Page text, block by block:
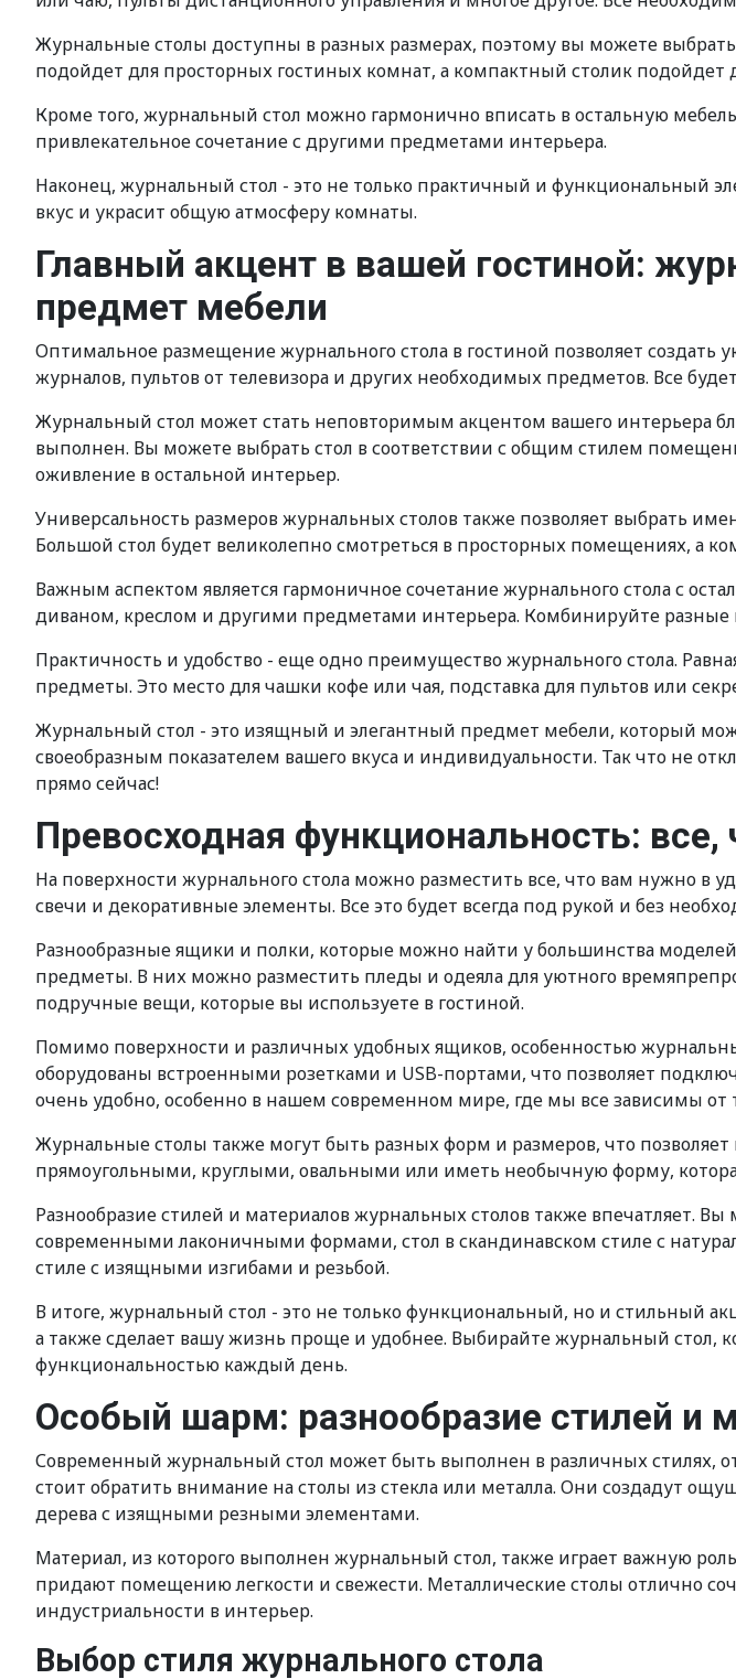
Журнальные столы доступны в разных размерах, поэтому вы можете
подойдет для просторных гостиных комнат, а компактный столик
Кроме того, журнальный стол можно гармонично вписать в остальную
привлекательное сочетание с другими предметами интерьера.
Наконец, журнальный стол - это не только практичный и функциональный
вкус и украсит общую атмосферу комнаты.
Главный акцент в вашей гостиной:
предмет мебели
Оптимальное размещение журнального стола в гостиной позволяет
журналов, пультов от телевизора и других необходимых предметов. Все
Журнальный стол может стать неповторимым акцентом вашего интерьера
выполнен. Вы можете выбрать стол в соответствии с общим стилем
оживление в остальной интерьер.
Универсальность размеров журнальных столов также позволяет выбрать
Большой стол будет великолепно смотреться в просторных помещениях, а
Важным аспектом является гармоничное сочетание журнального стола с
диваном, креслом и другими предметами интерьера. Комбинируйте
Практичность и удобство - еще одно преимущество журнального стола.
предметы. Это место для чашки кофе или чая, подставка для пультов или
Журнальный стол - это изящный и элегантный предмет мебели, который
своеобразным показателем вашего вкуса и индивидуальности. Так что не
прямо сейчас!
Превосходная функциональность:
На поверхности журнального стола можно разместить все, что вам нужно в
свечи и декоративные элементы. Все это будет всегда под рукой и без
Разнообразные ящики и полки, которые можно найти у большинства
предметы. В них можно разместить пледы и одеяла для уютного
подручные вещи, которые вы используете в гостиной.
Помимо поверхности и различных удобных ящиков, особенностью
оборудованы встроенными розетками и USB-портами, что позволяет
очень удобно, особенно в нашем современном мире, где мы все зависимы от
Журнальные столы также могут быть разных форм и размеров, что
прямоугольными, круглыми, овальными или иметь необычную форму,
Разнообразие стилей и материалов журнальных столов также впечатляет.
современными лаконичными формами, стол в скандинавском стиле с
стиле с изящными изгибами и резьбой.
В итоге, журнальный стол - это не только функциональный, но и стильный
а также сделает вашу жизнь проще и удобнее. Выбирайте журнальный стол,
функциональностью каждый день.
Особый шарм: разнообразие стилей и
Современный журнальный стол может быть выполнен в различных стилях,
стоит обратить внимание на столы из стекла или металла. Они создадут
дерева с изящными резными элементами.
Материал, из которого выполнен журнальный стол, также играет важную
придают помещению легкости и свежести. Металлические столы отлично
индустриальности в интерьер.
Выбор стиля журнального стола